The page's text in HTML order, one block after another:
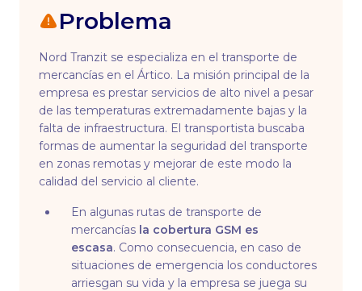
Problema
Nord Tranzit se especializa en el transporte de
mercancías en el Ártico. La misión principal de la
empresa es prestar servicios de alto nivel a pesar
de las temperaturas extremadamente bajas y la
falta de infraestructura. El transportista buscaba
formas de aumentar la seguridad del transporte
en zonas remotas y mejorar de este modo la
calidad del servicio al cliente.
En algunas rutas de transporte de
mercancías la cobertura GSM es
escasa. Como consecuencia, en caso de
situaciones de emergencia los conductores
arriesgan su vida y la empresa se juega su